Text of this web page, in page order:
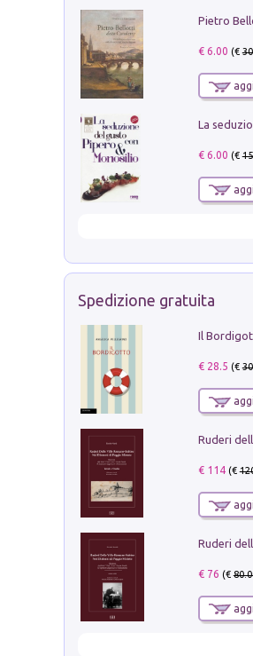
€ 6.00 (€
€ 6.00 (€
Spedizione gratuita
Il
€ 28.5 (€
€ 114(€
€ 76 (€